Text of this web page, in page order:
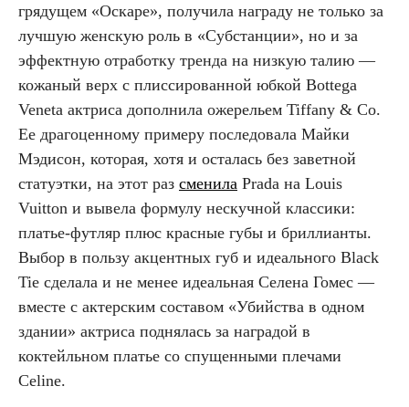
грядущем «Оскаре», получила награду не только за
лучшую женскую роль в «Субстанции», но и за
эффектную отработку тренда на низкую талию —
кожаный верх с плиссированной юбкой Bottega
Veneta актриса дополнила ожерельем Tiffany & Co.
Ее драгоценному примеру последовала Майки
Мэдисон, которая, хотя и осталась без заветной
статуэтки, на этот раз сменила Prada на Louis
Vuitton и вывела формулу нескучной классики:
платье-футляр плюс красные губы и бриллианты.
Выбор в пользу акцентных губ и идеального Black
Tie сделала и не менее идеальная Селена Гомес —
вместе с актерским составом «Убийства в одном
здании» актриса поднялась за наградой в
коктейльном платье со спущенными плечами
Celine.